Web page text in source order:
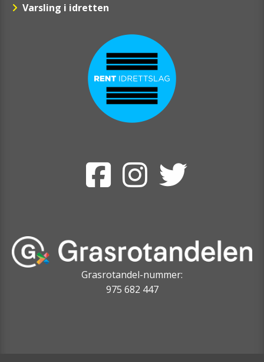
Varsling i idretten
Grasrotandel-nummer:
975 682 447